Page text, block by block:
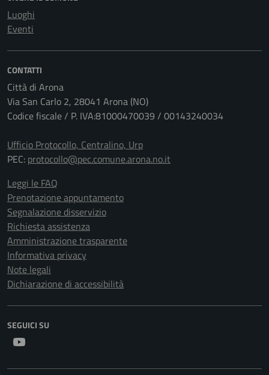
Luoghi
Eventi
CONTATTI
Città di Arona
Via San Carlo 2, 28041 Arona (NO)
Codice fiscale / P. IVA:81000470039 / 00143240034
Ufficio Protocollo, Centralino, Urp
PEC: protocollo@pec.comune.arona.no.it
Leggi le FAQ
Prenotazione appuntamento
Segnalazione disservizio
Richiesta assistenza
Amministrazione trasparente
Informativa privacy
Note legali
Dichiarazione di accessibilità
SEGUICI SU